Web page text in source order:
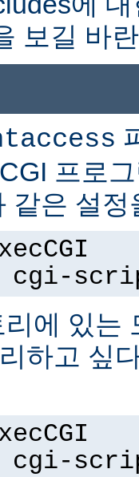
보길 바
프로
같은 설정
cgi-
에 있는
하고 싶
cgi-